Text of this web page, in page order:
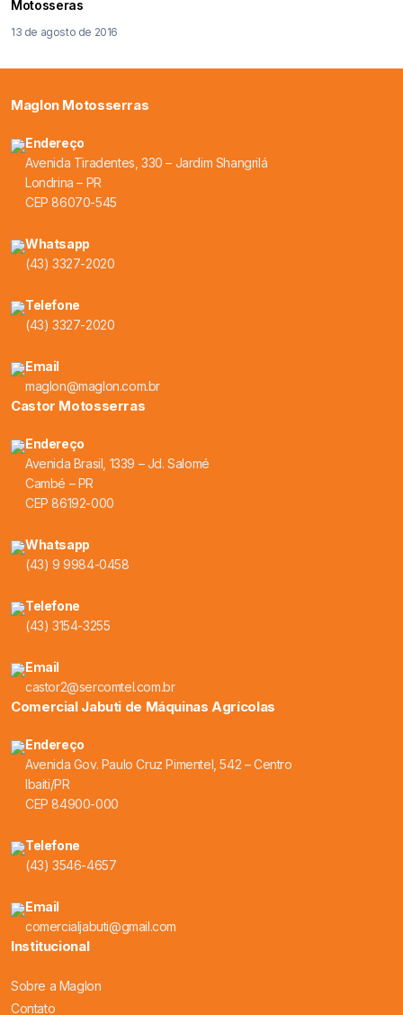
Motosseras
13 de agosto de 2016
Maglon Motosserras
Endereço
Avenida Tiradentes, 330 – Jardim Shangrilá
Londrina – PR
CEP 86070-545
Whatsapp
(43) 3327-2020
Telefone
(43) 3327-2020
Email
maglon@maglon.com.br
Castor Motosserras
Endereço
Avenida Brasil, 1339 – Jd. Salomé
Cambé – PR
CEP 86192-000
Whatsapp
(43) 9 9984-0458
Telefone
(43) 3154-3255
Email
castor2@sercomtel.com.br
Comercial Jabuti de Máquinas Agrícolas
Endereço
Avenida Gov. Paulo Cruz Pimentel, 542 – Centro
Ibaiti/PR
CEP 84900-000
Telefone
(43) 3546-4657
Email
comercialjabuti@gmail.com
Institucional
Sobre a Maglon
Contato